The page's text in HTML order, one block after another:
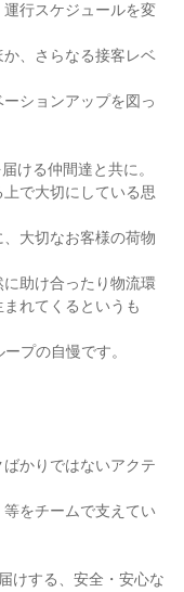
行スケジュールを変
、さらなる接客レベ
ションアップを図っ
ける仲間達と共に。
で大切にしている思
大切なお客様の荷物
助け合ったり物流環
れてくるというも
プの自慢です。
かりではないアクテ
等をチームで支えてい
けする、安全・安心な